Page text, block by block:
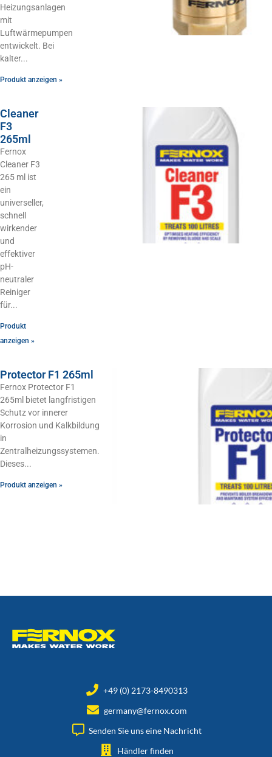
Heizungsanlagen
mit
Luftwärmepumpen
entwickelt. Bei
kalter
Produkt anzeigen »
Cleaner
F3
265ml
Fernox
Cleaner F3
265 ml ist
ein
universeller,
schnell
wirkender
und
effektiver
pH-
neutraler
Reiniger
für
Produkt
anzeigen »
Protector F1 265ml
Fernox Protector F1
265ml bietet langfristigen
Schutz vor innerer
Korrosion und Kalkbildung
in
Zentralheizungssystemen.
Dieses
Produkt anzeigen »
+49 (0) 2173-8490313
germany@fernox.com
Senden Sie uns eine Nachricht
Händler finden